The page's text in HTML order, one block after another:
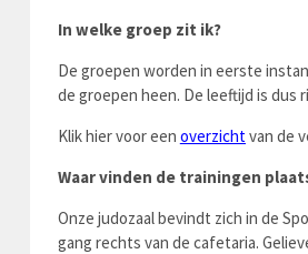
In welke groep zit ik?
De groepen worden in eerste
de groepen heen. De leeftijd is dus
Klik hier voor een overzichtvan de
Waar vinden de trainingen
Onze judozaal bevindt zich in de
gang rechts van de cafetaria.